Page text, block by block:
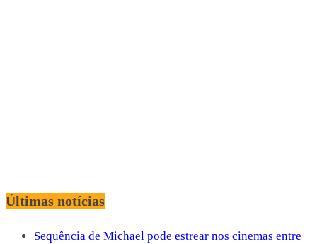
Últimas notícias
Sequência de Michael pode estrear nos cinemas entre